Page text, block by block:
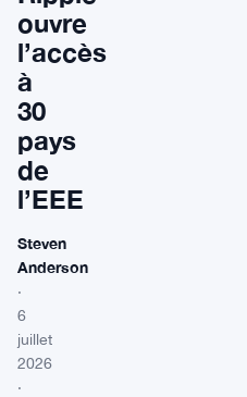
ouvre
l’accès
à
30
pays
de
l’EEE
Steven
Anderson
·
6
juillet
2026
·